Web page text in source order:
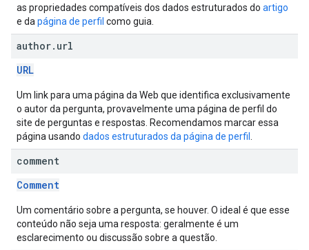
as propriedades compatíveis dos dados estruturados do artigo
e da página de perfil como guia.
author. url
URL
Um link para uma página da Web que identifica exclusivamente
o autor da pergunta, provavelmente uma página de perfil do
site de perguntas e respostas. Recomendamos marcar essa
página usando dados estruturados da página de perfil
comment
Comment
Um comentário sobre a pergunta, se houver. O ideal é que esse
conteúdo não seja uma resposta: geralmente é um
esclarecimento ou discussão sobre a questão.